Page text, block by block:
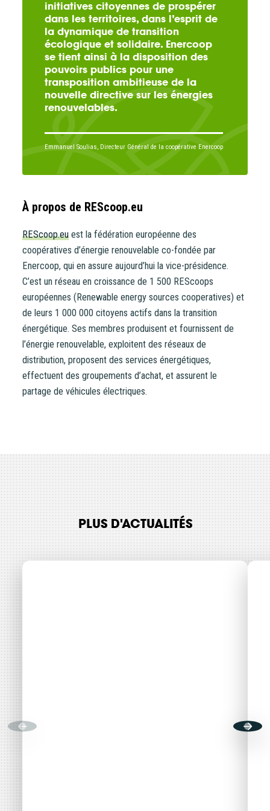
initiatives citoyennes de prospérer
dans les territoires, dans l’esprit de
la dynamique de transition
écologique et solidaire. Enercoop
se tient ainsi à la disposition des
pouvoirs publics pour une
transposition ambitieuse de la
nouvelle directive sur les énergies
renouvelables.
Emmanuel Soulias, Directeur Général de la coopérative Enercoop
À propos de REScoop.eu
REScoop.euest la fédération européenne des
coopératives d’énergie renouvelable co-fondée par
Enercoop, qui en assure aujourd’hui la vice-présidence.
C’est un réseau en croissance de 1 500 REScoops
européennes (Renewable energy sources cooperatives) et
de leurs 1 000 000 citoyens actifs dans la transition
énergétique. Ses membres produisent et fournissent de
l’énergie renouvelable, exploitent des réseaux de
distribution, proposent des services énergétiques,
effectuent des groupements d’achat, et assurent le
partage de véhicules électriques.
PLUS D'ACTUALITÉS